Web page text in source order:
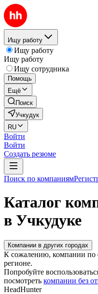
Ищу работу
Ищу работу
Ищу работу
Ищу сотрудника
Помощь
Ещё
Поиск
Учкудук
RU
Войти
Войти
Создать резюме
Поиск по компаниям
Каталог
в Учкудуке
Компании в других городах
К сожалению, компании по
регионе.
Попробуйте
посмотреть компании без
HeadHunter